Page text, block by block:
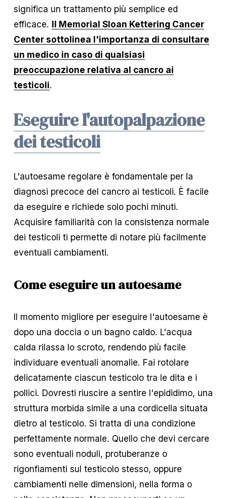
significa un trattamento più semplice ed
efficace. Il Memorial Sloan Kettering Cancer
Center sottolinea l'importanza di consultare
un medico in caso di qualsiasi
preoccupazione relativa al cancro ai
testicoli.
Eseguire l'autopalpazione
dei testicoli
L'autoesame regolare è fondamentale per la
diagnosi precoce del cancro ai testicoli. È facile
da eseguire e richiede solo pochi minuti.
Acquisire familiarità con la consistenza normale
dei testicoli ti permette di notare più facilmente
eventuali cambiamenti.
Come eseguire un autoesame
Il momento migliore per eseguire l'autoesame è
dopo una doccia o un bagno caldo. L'acqua
calda rilassa lo scroto, rendendo più facile
individuare eventuali anomalie. Fai rotolare
delicatamente ciascun testicolo tra le dita e i
pollici. Dovresti riuscire a sentire l'epididimo, una
struttura morbida simile a una cordicella situata
dietro al testicolo. Si tratta di una condizione
perfettamente normale. Quello che devi cercare
sono eventuali noduli, protuberanze o
rigonfiamenti sul testicolo stesso, oppure
cambiamenti nelle dimensioni, nella forma o